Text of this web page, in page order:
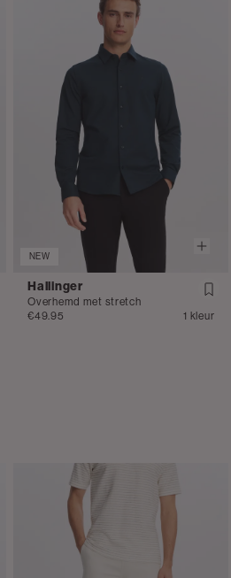
NEW
Hallinger
Overhemd met stretch
€49.95
1 kleur